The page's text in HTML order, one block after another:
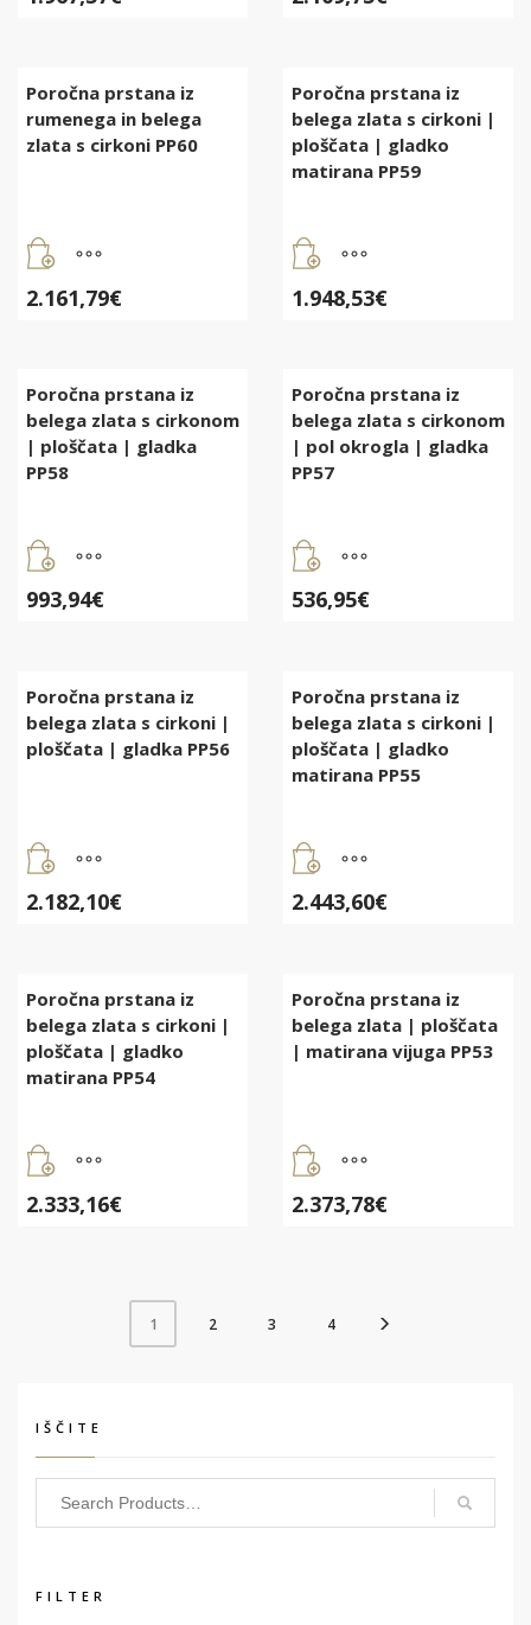
Poročna prstana iz
rumenega in belega
zlata s cirkoni PP60
2.161,79€
Poročna prstana iz
belega zlata s cirkoni |
ploščata | gladko
matirana PP59
1.948,53€
Poročna prstana iz
belega zlata s cirkonom
| ploščata | gladka
PP58
993,94€
Poročna prstana iz
belega zlata s cirkonom
| pol okrogla | gladka
PP57
536,95€
Poročna prstana iz
belega zlata s cirkoni |
ploščata | gladka PP56
2.182,10€
Poročna prstana iz
belega zlata s cirkoni |
ploščata | gladko
matirana PP55
2.443,60€
Poročna prstana iz
belega zlata s cirkoni |
ploščata | gladko
matirana PP54
2.333,16€
Poročna prstana iz
belega zlata | ploščata
| matirana vijuga PP53
2.373,78€
1 2 3 4
IŠČITE
FILTER